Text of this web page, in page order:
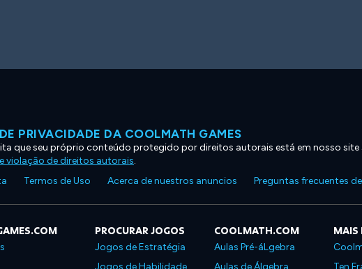
PRIVACIDADE DA COOLMATH GAMES
que seu próprio conteúdo protegido por direitos autorais está em nosso site
violação de direitos autorais.
Termos de Uso Acerca de nuestros anuncios Preguntas frecuentes
PROCURAR JOGOS
Jogos de Estratégia
Jogos de Habilidade
COOLMATH.COM
Aulas Pré-áLgebra
Aulas de Álgebra
MAIS
Ten